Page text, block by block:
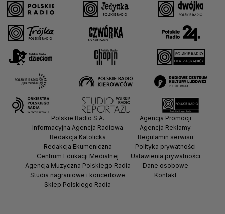
Polskie Radio S.A.
Informacyjna Agencja Radiowa
Redakcja Katolicka
Redakcja Ekumeniczna
Centrum Edukacji Medialnej
Agencja Muzyczna Polskiego Radia
Studia nagraniowe i koncertowe
Sklep Polskiego Radia
Agencja Promocji
Agencja Reklamy
Regulamin serwisu
Polityka prywatności
Ustawienia prywatności
Dane osobowe
Kontakt